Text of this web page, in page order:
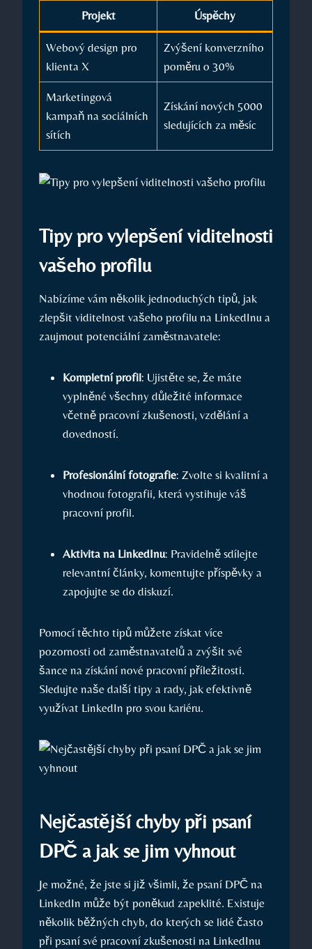
Projekt Úspěchy
Webový design pro​
klienta X
Zvýšení konverzního
poměru ⁢o⁣ 30%
Marketingová
‌kampaň na sociálních⁣
sítích
Získání ‍nových 5000⁣
sledujících za měsíc
Tipy pro vylepšení viditelnosti
⁤vašeho⁣ profilu
Nabízíme vám ‌několik jednoduchých tipů, jak
zlepšit ‌viditelnost vašeho profilu na LinkedInu a
zaujmout​ potenciální​ zaměstnavatele:
Kompletní profil: Ujistěte ‍se, že​ máte
vyplněné všechny důležité ‌informace
včetně pracovní ⁤zkušenosti, vzdělání⁢ a
dovedností.
Profesionální⁢ fotografie: Zvolte si‌ kvalitní a
vhodnou fotografii, ⁤která⁤ vystihuje ⁢váš
⁤pracovní profil.
Aktivita na​ LinkedInu: Pravidelně sdílejte
relevantní články, komentujte příspěvky a⁢
zapojujte se ​do diskuzí.
Pomocí⁣ těchto tipů můžete​ získat více⁣
pozornosti od zaměstnavatelů a zvýšit své
šance‌ na⁤ získání nové pracovní příležitosti.
Sledujte naše další tipy a rady, jak efektivně‍
využívat LinkedIn​ pro svou kariéru.
Nejčastější ⁤chyby při psaní
DPČ a jak se jim‌ vyhnout
Je ⁣možné, že jste​ si již ⁢všimli, že‌ psaní DPČ na
LinkedIn ⁣může být poněkud‍ zapeklité.⁣ Existuje
několik běžných⁢ chyb, do‌ kterých se lidé často
‌při ​psaní své pracovní zkušenosti⁤ na LinkedInu